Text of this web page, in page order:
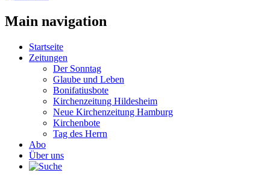
Main navigation
Startseite
Zeitungen
Der Sonntag
Glaube und Leben
Bonifatiusbote
Kirchenzeitung Hildesheim
Neue Kirchenzeitung Hamburg
Kirchenbote
Tag des Herrn
Abo
Über uns